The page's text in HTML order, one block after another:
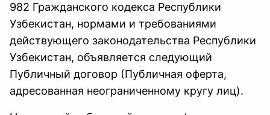
982 Гражданского кодекса Республики
Узбекистан, нормами и требованиями
действующего законодательства Республики
Узбекистан, объявляется следующий
Публичный договор (Публичная оферта,
адресованная неограниченному кругу лиц).